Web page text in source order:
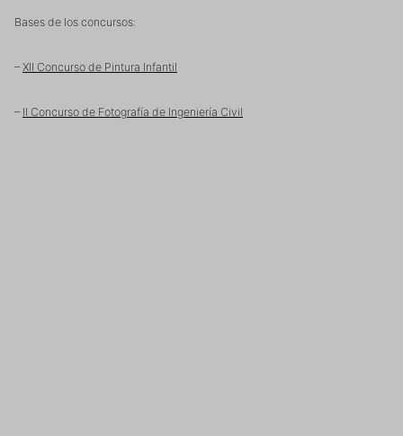
Bases de los concursos:
– XII Concurso de Pintura Infantil
– II Concurso de Fotografía de Ingeniería Civil